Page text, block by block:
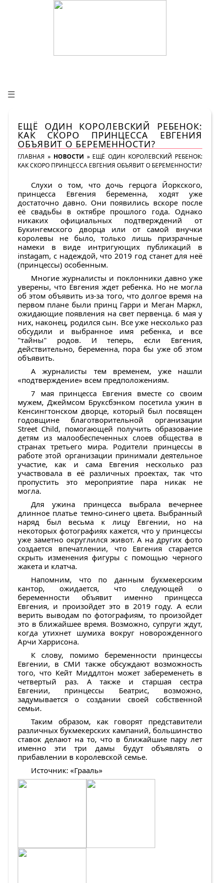
☰
ЕЩЁ ОДИН КОРОЛЕВСКИЙ РЕБЕНОК:
КАК СКОРО ПРИНЦЕССА ЕВГЕНИЯ
ОБЪЯВИТ О БЕРЕМЕННОСТИ?
ГЛАВНАЯ » НОВОСТИ » ЕЩЁ ОДИН КОРОЛЕВСКИЙ РЕБЕНОК:
КАК СКОРО ПРИНЦЕССА ЕВГЕНИЯ ОБЪЯВИТ О БЕРЕМЕННОСТИ?
Слухи о том, что дочь герцога Йоркского,
принцесса Евгения беременна, ходят уже
достаточно давно. Они появились вскоре после
её свадьбы в октябре прошлого года. Однако
никаких официальных подтверждений от
Букингемского дворца или от самой внучки
королевы не было, только лишь призрачные
намеки в виде интригующих публикаций в
instagam, с надеждой, что 2019 год станет для неё
(принцессы) особенным.
Многие журналисты и поклонники давно уже
уверены, что Евгения ждет ребенка. Но не могла
об этом объявить из-за того, что долгое время на
первом плане были принц Гарри и Меган Маркл,
ожидающие появления на свет первенца. 6 мая у
них, наконец, родился сын. Все уже несколько раз
обсудили и выбранное имя ребенка, и все
"тайны" родов. И теперь, если Евгения,
действительно, беременна, пора бы уже об этом
объявить.
А журналисты тем временем, уже нашли
«подтверждение» всем предположениям.
7 мая принцесса Евгения вместе со своим
мужем, Джеймсом Бруксбэнком посетила ужин в
Кенсингтонском дворце, который был посвящен
годовщине благотворительной организации
Street Child, помогающей получить образование
детям из малообеспеченных слоев общества в
странах третьего мира. Родители принцессы в
работе этой организации принимали деятельное
участие, как и сама Евгения несколько раз
участвовала в её различных проектах, так что
пропустить это мероприятие пара никак не
могла.
Для ужина принцесса выбрала вечернее
длинное платье темно-синего цвета. Выбранный
наряд был весьма к лицу Евгении, но на
некоторых фотографиях кажется, что у принцессы
уже заметно округлился живот. А на других фото
создается впечатлении, что Евгения старается
скрыть изменения фигуры с помощью черного
жакета и клатча.
Напомним, что по данным букмекерским
кантор, ожидается, что следующей о
беременности объявит именно принцесса
Евгения, и произойдет это в 2019 году. А если
верить выводам по фотографиям, то произойдет
это в ближайшее время. Возможно, супруги ждут,
когда утихнет шумиха вокруг новорожденного
Арчи Харрисона.
К слову, помимо беременности принцессы
Евгении, в СМИ также обсуждают возможность
того, что Кейт Миддлтон может забеременеть в
четвертый раз. А также и старшая сестра
Евгении, принцессы Беатрис, возможно,
задумывается о создании своей собственной
семьи.
Таким образом, как говорят представители
различных букмекерских кампаний, большинство
ставок делают на то, что в ближайшие пару лет
именно эти три дамы будут объявлять о
прибавлении в королевской семье.
Источник: «Грааль»